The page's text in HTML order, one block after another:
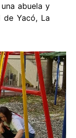
abuela y
de Yacó, La